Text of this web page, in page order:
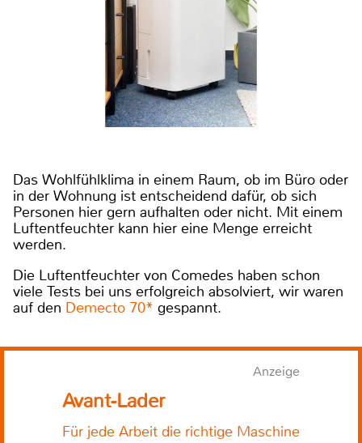
Das Wohlfühlklima in einem Raum, ob im Büro oder
in der Wohnung ist entscheidend dafür, ob sich
Personen hier gern aufhalten oder nicht. Mit einem
Luftentfeuchter kann hier eine Menge erreicht
werden.
Die Luftentfeuchter von Comedes haben schon
viele Tests bei uns erfolgreich absolviert, wir waren
auf den Demecto 70* gespannt.
Anzeige
Avant-Lader
Für jede Arbeit die richtige Maschine